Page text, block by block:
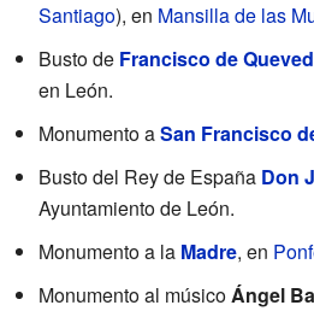
Santiago), en Mansilla de las
Busto de Francisco de
en León.
Monumento aSan Francisco
Busto del Rey de España Don
Ayuntamiento de León.
Monumento a la Madre, en
Monumento al músicoÁngel